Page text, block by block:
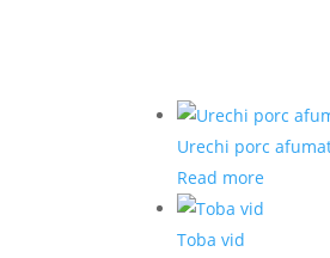
Urechi porc
Read more
Toba vid